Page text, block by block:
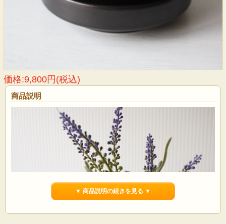
価格:9,800円(税込)
商品説明
▼ 商品説明の続きを見る ▼